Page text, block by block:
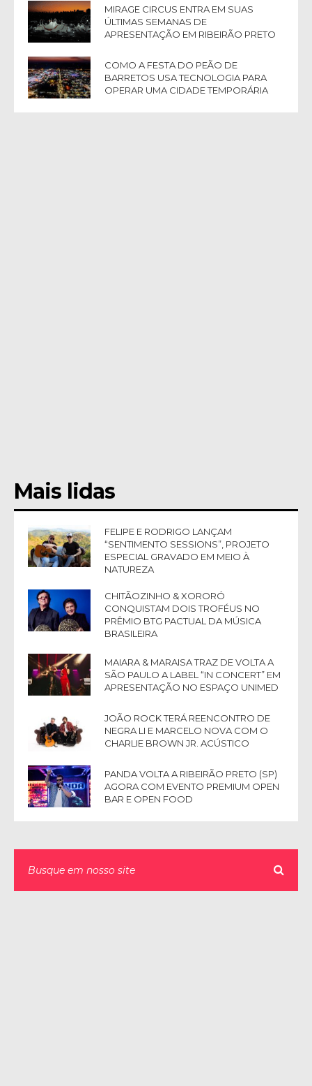
MIRAGE CIRCUS ENTRA EM SUAS
ÚLTIMAS SEMANAS DE
APRESENTAÇÃO EM RIBEIRÃO PRETO
COMO A FESTA DO PEÃO DE
BARRETOS USA TECNOLOGIA PARA
OPERAR UMA CIDADE TEMPORÁRIA
Mais lidas
FELIPE E RODRIGO LANÇAM
“SENTIMENTO SESSIONS”, PROJETO
ESPECIAL GRAVADO EM MEIO À
NATUREZA
CHITÃOZINHO & XORORÓ
CONQUISTAM DOIS TROFÉUS NO
PRÊMIO BTG PACTUAL DA MÚSICA
BRASILEIRA
MAIARA & MARAISA TRAZ DE VOLTA A
SÃO PAULO A LABEL “IN CONCERT” EM
APRESENTAÇÃO NO ESPAÇO UNIMED
JOÃO ROCK TERÁ REENCONTRO DE
NEGRA LI E MARCELO NOVA COM O
CHARLIE BROWN JR. ACÚSTICO
PANDA VOLTA A RIBEIRÃO PRETO (SP)
AGORA COM EVENTO PREMIUM OPEN
BAR E OPEN FOOD